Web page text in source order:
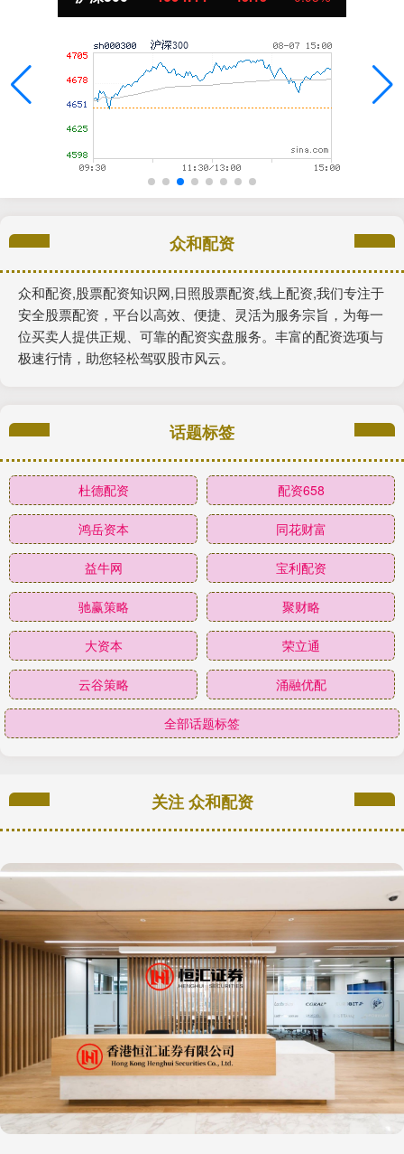
众和配资
众和配资,股票配资知识网,日照股票配资,线上配资,我们专注于
安全股票配资，平台以高效、便捷、灵活为服务宗旨，为每一
位买卖人提供正规、可靠的配资实盘服务。丰富的配资选项与
极速行情，助您轻松驾驭股市风云。
话题标签
杜德配资 配资658
鸿岳资本 同花财富
益牛网 宝利配资
驰赢策略 聚财略
大资本 荣立通
云谷策略 涌融优配
全部话题标签
关注 众和配资